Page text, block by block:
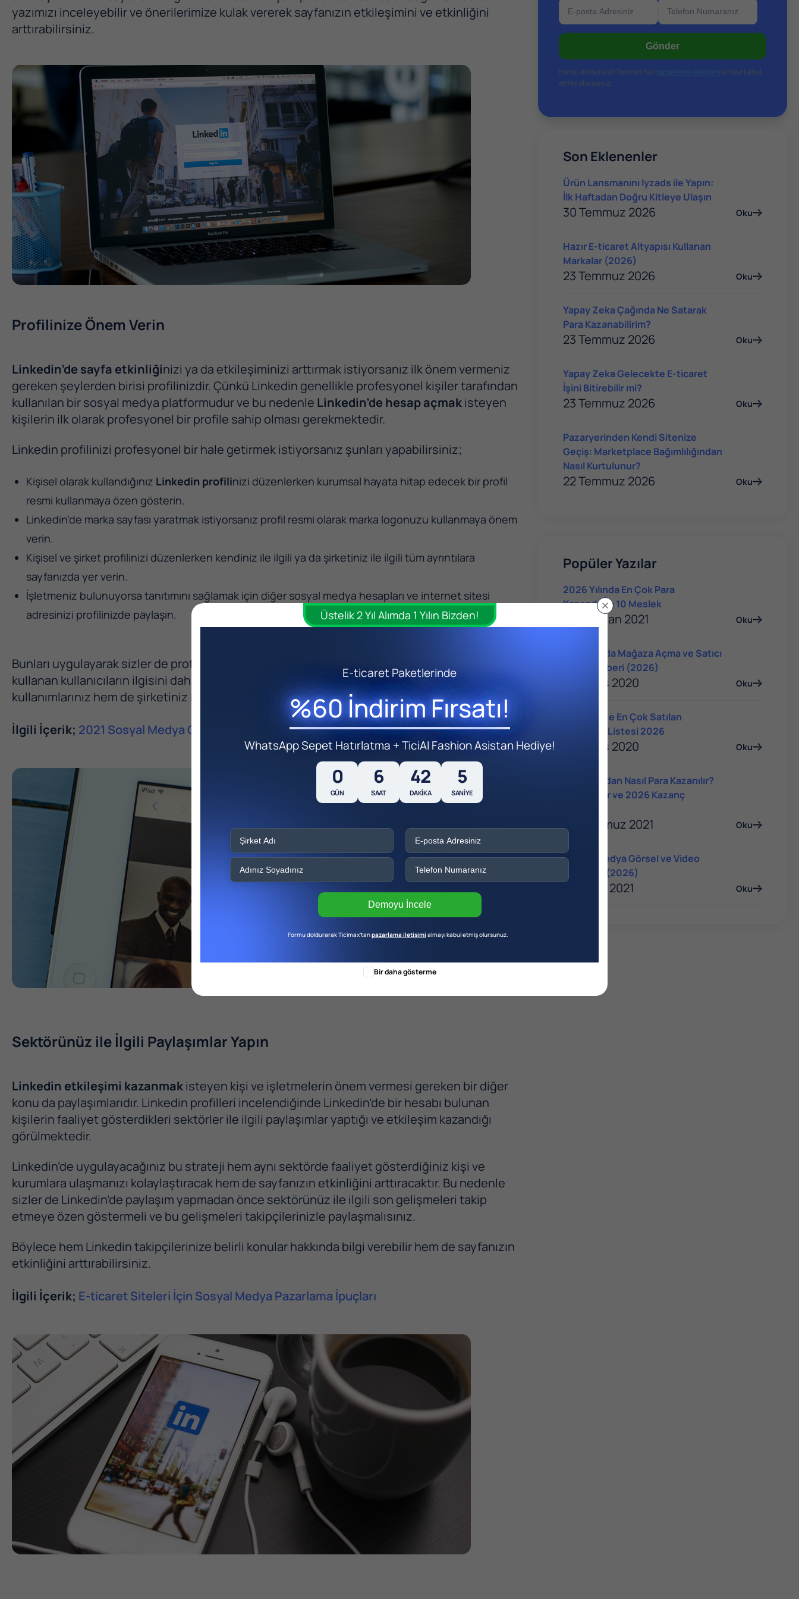
yazımızı inceleyebilir ve önerilerimize kulak vererek sayfanızın etkileşimini ve etkinliğini
arttırabilirsiniz.
Profilinize Önem Verin
Linkedin’de sayfa etkinliğinizi ya da etkileşiminizi arttırmak istiyorsanız ilk önem vermeniz
gereken şeylerden birisi profilinizdir. Çünkü Linkedin genellikle profesyonel kişiler tarafından
kullanılan bir sosyal medya platformudur ve bu nedenle Linkedin’de hesap açmakisteyen
kişilerin ilk olarak profesyonel bir profile sahip olması gerekmektedir.
Linkedin profilinizi profesyonel bir hale getirmek istiyorsanız şunları yapabilirsiniz;
Kişisel olarak kullandığınız Linkedin profilinizi düzenlerken kurumsal hayata hitap edecek bir profil
resmi kullanmaya özen gösterin.
Linkedin’de marka sayfası yaratmak istiyorsanız profil resmi olarak marka logonuzu kullanmaya önem
verin.
Kişisel ve şirket profilinizi düzenlerken kendiniz ile ilgili ya da şirketiniz ile ilgili tüm ayrıntılara
sayfanızda yer verin.
İşletmeniz bulunuyorsa tanıtımını sağlamak için diğer sosyal medya hesapları ve internet sitesi
adresinizi profilinizde paylaşın.
Bunları uygulayarak sizler de profesyonel bir
kullanan kullanıcıların ilgisini daha kolay bir şekilde çekebilirsiniz. Böylece hem kişisel
kullanımlarınız hem de şirketiniz için profesyonel bir hesap yaratabilirsiniz.
İlgili İçerik; 2021 Sosyal Medya Görsel ve Video Boyutları
Sektörünüz ile İlgili Paylaşımlar Yapın
Linkedin etkileşimi kazanmakisteyen kişi ve işletmelerin önem vermesi gereken bir diğer
konu da paylaşımlarıdır. Linkedin profilleri incelendiğinde Linkedin’de bir hesabı bulunan
kişilerin faaliyet gösterdikleri sektörler ile ilgili paylaşımlar yaptığı ve etkileşim kazandığı
görülmektedir.
Linkedin’de uygulayacağınız bu strateji hem aynı sektörde faaliyet gösterdiğiniz kişi ve
kurumlara ulaşmanızı kolaylaştıracak hem de sayfanızın etkinliğini arttıracaktır. Bu nedenle
sizler de Linkedin’de paylaşım yapmadan önce sektörünüz ile ilgili son gelişmeleri takip
etmeye özen göstermeli ve bu gelişmeleri takipçilerinizle paylaşmalısınız.
Böylece hem Linkedin takipçilerinize belirli konular hakkında bilgi verebilir hem de sayfanızın
etkinliğini arttırabilirsiniz.
İlgili İçerik; E-ticaret Siteleri İçin Sosyal Medya Pazarlama İpuçları
Linkedin Reklamları Verin
Gönder
Formu doldurarak Ticimax’tan
almayı kabul
etmiş olursunuz.
Son Eklenenler
Ürün Lansmanını Iyzads ile Yapın:
İlk Haftadan Doğru Kitleye Ulaşın
30 Temmuz 2026 Oku
Hazır E-ticaret Altyapısı Kullanan
Markalar (2026)
23 Temmuz 2026 Oku
Yapay Zeka Çağında Ne Satarak
Para Kazanabilirim?
23 Temmuz 2026 Oku
Yapay Zeka Gelecekte E-ticaret
İşini Bitirebilir mi?
23 Temmuz 2026 Oku
Pazaryerinden Kendi Sitenize
Geçiş: Marketplace Bağımlılığından
Nasıl Kurtulunur?
22 Temmuz 2026 Oku
Popüler Yazılar
2026 Yılında En Çok Para
Kazandıran 10 Meslek
04 Haziran 2021 Oku
Trendyol'da Mağaza Açma ve Satıcı
Olma Rehberi (2026)
14 Mayıs 2020 Oku
E-Ticarette En Çok Satılan
Ürünlerin Listesi 2026
14 Mayıs 2020 Oku
YouTube'dan Nasıl Para Kazanılır?
Yöntemler ve 2026 Kazanç
06 Temmuz 2021 Oku
Sosyal Medya Görsel ve Video
Boyutları (2026)
06 Ocak 2021 Oku
E-ticaret Paketlerinde
%60 İndirim Fırsatı!
WhatsApp Sepet Hatırlatma + TiciAI Fashion Asistan Hediye!
Üstelik 2 Yıl Alımda 1 Yılın Bizden!
0
GÜN
6
SAAT
42
DAKIKA
3
SANIYE
Demoyu İncele
Formu doldurarak Ticimax’tanpazarlama iletişimi almayı kabul etmiş olursunuz.
Bir daha gösterme